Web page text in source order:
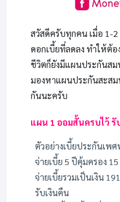
สวัสดีครับทุกคน เมื่อ 1-
ดอกเบี้ยที่ลดลง ทำให้ต้
ชีวิตก็ยังมีแผนประกันส
มองหาแผนประกันสะส
กันนะครับ
แผน 1 ออมสั้นครบไว้ รั
ตัวอย่างเบี้ยประกันเพ
จ่ายเบี้ย 5 ปีคุ้มครอง
จ่ายเบี้ยรวมเป็นเงิน
รับเงินคืน